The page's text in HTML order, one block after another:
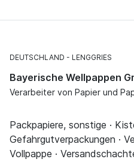
DEUTSCHLAND LENGGRIES
Bayerische Wellpappen
Verarbeiter von Papier und
Packpapiere, sonstige ·
Gefahrgutverpackungen ·
Vollpappe ·